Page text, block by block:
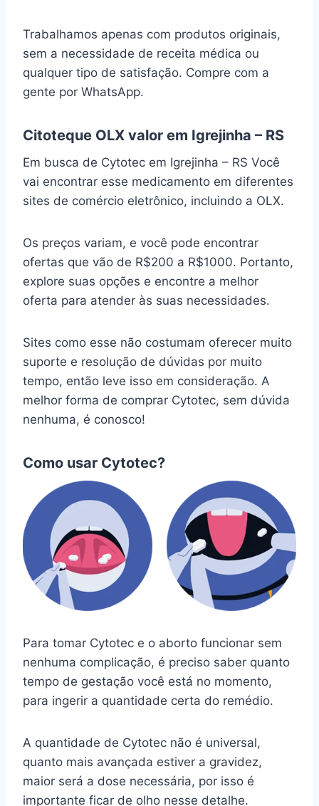
Trabalhamos apenas com produtos originais,
sem a necessidade de receita médica ou
qualquer tipo de satisfação. Compre com a
gente por WhatsApp.
Citoteque OLX valor em Igrejinha – RS
Em busca de Cytotec em Igrejinha – RS Você
vai encontrar esse medicamento em diferentes
sites de comércio eletrônico, incluindo a OLX.
Os preços variam, e você pode encontrar
ofertas que vão de R$200 a R$1000. Portanto,
explore suas opções e encontre a melhor
oferta para atender às suas necessidades.
Sites como esse não costumam oferecer muito
suporte e resolução de dúvidas por muito
tempo, então leve isso em consideração. A
melhor forma de comprar Cytotec, sem dúvida
nenhuma, é conosco!
Como usar Cytotec?
Para tomar Cytotec e o aborto funcionar sem
nenhuma complicação, é preciso saber quanto
tempo de gestação você está no momento,
para ingerir a quantidade certa do remédio.
A quantidade de Cytotec não é universal,
quanto mais avançada estiver a gravidez,
maior será a dose necessária, por isso é
importante ficar de olho nesse detalhe.